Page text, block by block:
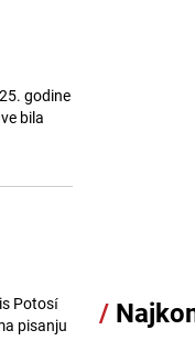
godine
bila
Potosí
pisanju
/